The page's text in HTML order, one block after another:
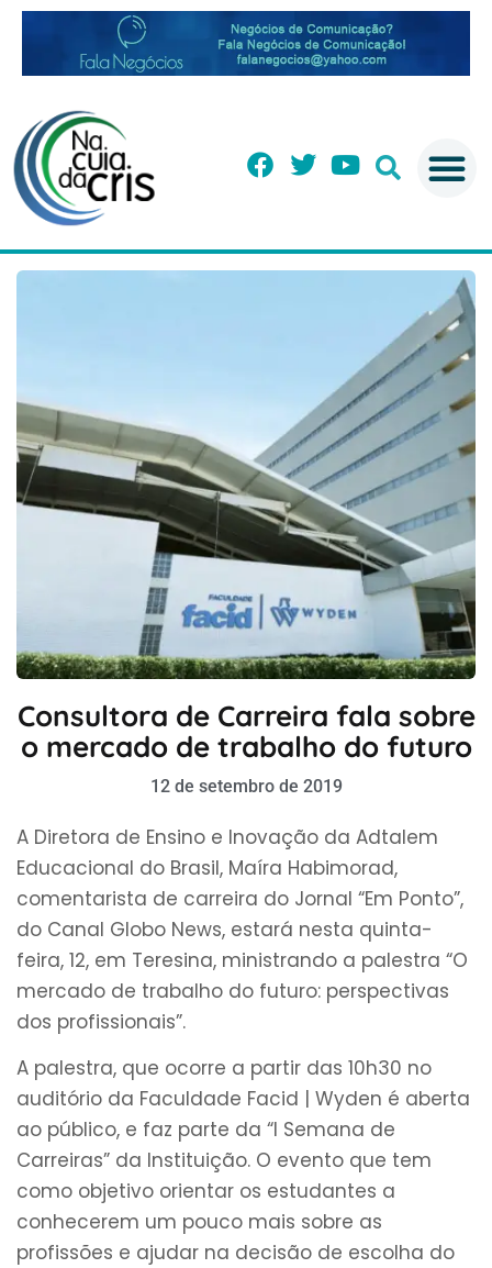
Consultora de Carreira fala sobre
o mercado de trabalho do futuro
12 de setembro de 2019
A Diretora de Ensino e Inovação da Adtalem
Educacional do Brasil, Maíra Habimorad,
comentarista de carreira do Jornal “Em Ponto”,
do Canal Globo News, estará nesta quinta-
feira, 12, em Teresina, ministrando a palestra “O
mercado de trabalho do futuro: perspectivas
dos profissionais”.
A palestra, que ocorre a partir das 10h30 no
auditório da Faculdade Facid | Wyden é aberta
ao público, e faz parte da “I Semana de
Carreiras” da Instituição. O evento que tem
como objetivo orientar os estudantes a
conhecerem um pouco mais sobre as
profissões e ajudar na decisão de escolha do